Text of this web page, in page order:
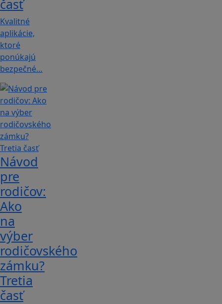
časť
Kvalitné
aplikácie,
ktoré
ponúkajú
bezpečné…
Návod
pre
rodičov:
Ako
na
výber
rodičovského
zámku?
Tretia
časť